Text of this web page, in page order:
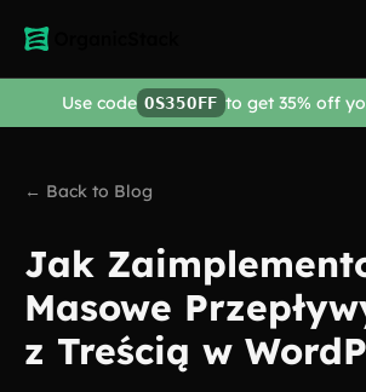
Use code OS35OFF to get 35% off
← Back to Blog
Jak
Masowe
z Treścią w